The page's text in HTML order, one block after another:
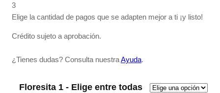
3
Elige la cantidad de pagos que se adapten mejor a ti ¡y listo!
Crédito sujeto a aprobación.
¿Tienes dudas? Consulta nuestraAyuda.
Floresita 1 - Elige entre todas